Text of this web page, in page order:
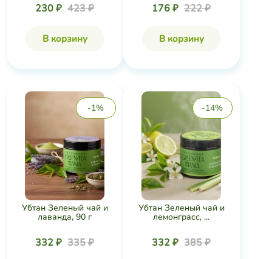
230 ₽ 423 ₽
В корзину
176 ₽ 222 ₽
В корзину
-1%
Убтан Зеленый чай и
лаванда, 90 г
332 ₽ 335 ₽
-14%
Убтан Зеленый чай и
лемонграсс, ...
332 ₽ 385 ₽